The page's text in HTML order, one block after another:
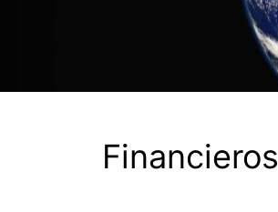
Financieros